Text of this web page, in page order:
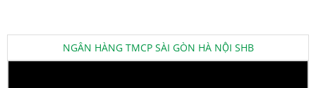
NGÂN HÀNG TMCP SÀI GÒN HÀ NỘI SHB